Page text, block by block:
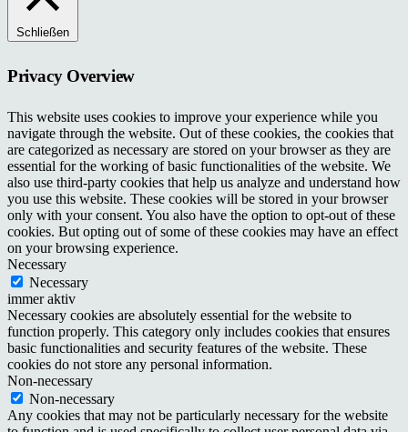
Schließen
Privacy Overview
This website uses cookies to improve your experience while you
navigate through the website. Out of these cookies, the cookies that
are categorized as necessary are stored on your browser as they are
essential for the working of basic functionalities of the website. We
also use third-party cookies that help us analyze and understand how
you use this website. These cookies will be stored in your browser
only with your consent. You also have the option to opt-out of these
cookies. But opting out of some of these cookies may have an effect
on your browsing experience.
Necessary
Necessary
immer aktiv
Necessary cookies are absolutely essential for the website to
function properly. This category only includes cookies that ensures
basic functionalities and security features of the website. These
cookies do not store any personal information.
Non-necessary
Non-necessary
Any cookies that may not be particularly necessary for the website